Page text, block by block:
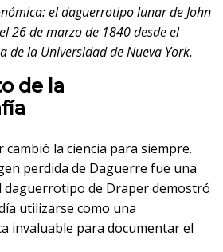
el daguerrotipo lunar de John
26 de marzo de 1840 desde el
de la Universidad de Nueva York.
de la
cambió la ciencia para siempre.
perdida de Daguerre fue una
daguerrotipo de Draper demostró
utilizarse como una
invaluable para documentar el